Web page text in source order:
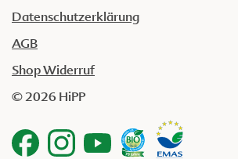
Datenschutzerklärung
AGB
Shop Widerruf
© 2026 HiPP